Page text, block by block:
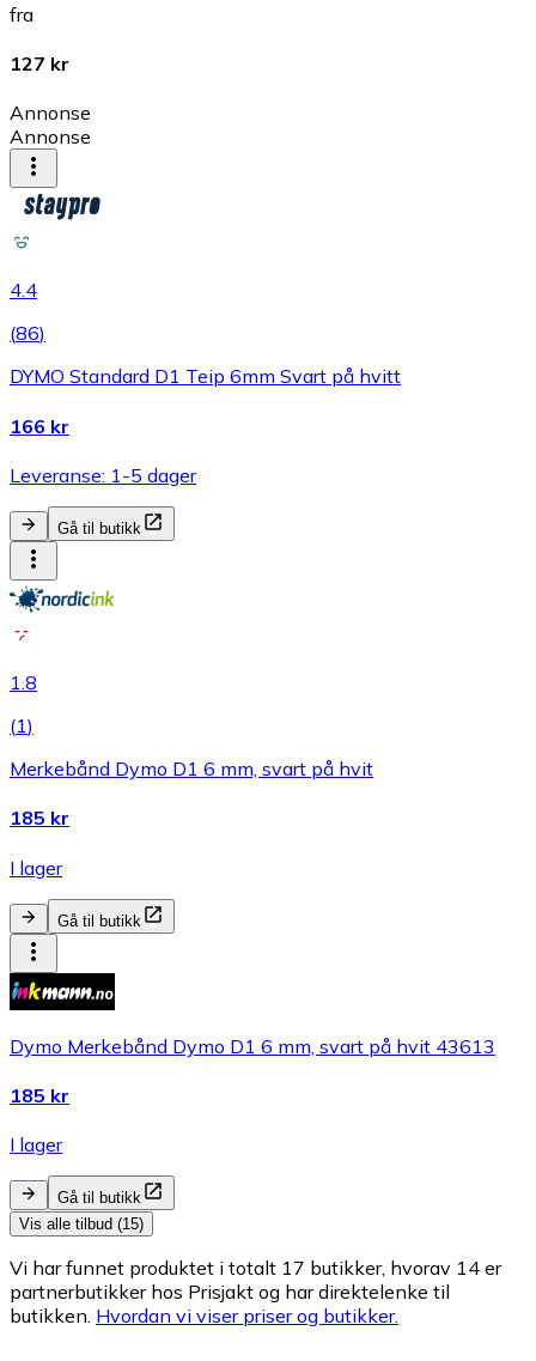
fra
127 kr
Annonse
Annonse
4.4
(86)
DYMO Standard D1 Teip 6mm Svart på hvitt
166 kr
Leveranse: 1-5 dager
Gå til butikk
1.8
(1)
Merkebånd Dymo D1 6 mm, svart på hvit
185 kr
I lager
Gå til butikk
Dymo Merkebånd Dymo D1 6 mm, svart på hvit 43613
185 kr
I lager
Gå til butikk
Vis alle tilbud (15)
Vi har funnet produktet i totalt 17 butikker, hvorav 14 er
partnerbutikker hos Prisjakt og har direktelenke til
butikken. Hvordan vi viser priser og butikker.